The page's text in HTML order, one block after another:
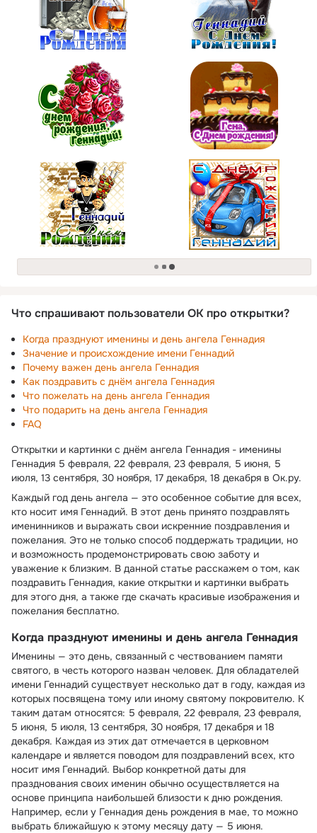
загрузка
Что спрашивают пользователи ОК про открытки?
Когда празднуют именины и день ангела Геннадия
Значение и происхождение имени Геннадий
Почему важен день ангела Геннадия
Как поздравить с днём ангела Геннадия
Что пожелать на день ангела Геннадия
Что подарить на день ангела Геннадия
FAQ
Открытки и картинки с днём ангела Геннадия - именины
Геннадия 5 февраля, 22 февраля, 23 февраля, 5 июня, 5
июля, 13 сентября, 30 ноября, 17 декабря, 18 декабря в Ок.ру.
Каждый год день ангела — это особенное событие для всех,
кто носит имя Геннадий. В этот день принято поздравлять
именинников и выражать свои искренние поздравления и
пожелания. Это не только способ поддержать традиции, но
и возможность продемонстрировать свою заботу и
уважение к близким. В данной статье расскажем о том, как
поздравить Геннадия, какие открытки и картинки выбрать
для этого дня, а также где скачать красивые изображения и
пожелания бесплатно.
Когда празднуют именины и день ангела Геннадия
Именины — это день, связанный с чествованием памяти
святого, в честь которого назван человек. Для обладателей
имени Геннадий существует несколько дат в году, каждая из
которых посвящена тому или иному святому покровителю. К
таким датам относятся: 5 февраля, 22 февраля, 23 февраля,
5 июня, 5 июля, 13 сентября, 30 ноября, 17 декабря и 18
декабря. Каждая из этих дат отмечается в церковном
календаре и является поводом для поздравлений всех, кто
носит имя Геннадий. Выбор конкретной даты для
празднования своих именин обычно осуществляется на
основе принципа наибольшей близости к дню рождения.
Например, если у Геннадия день рождения в мае, то можно
выбрать ближайшую к этому месяцу дату — 5 июня.